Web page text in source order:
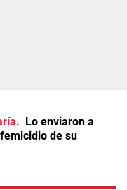
Lo enviaron a
de su